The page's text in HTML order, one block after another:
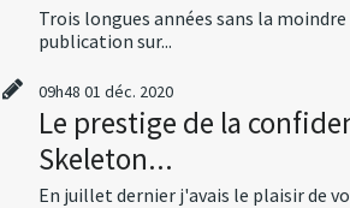
Trois longues années sans la moindre
publication sur...
09h48 01 déc. 2020
Le prestige de la
Skeleton...
En juillet dernier j'avais le plaisir de